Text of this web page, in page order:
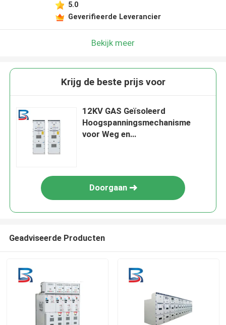
5.0
Geverifieerde Leverancier
Bekijk meer
Krijg de beste prijs voor
12KV GAS Geïsoleerd
Hoogspanningsmechanisme
voor Weg en
Doorgaan
Geadviseerde Producten